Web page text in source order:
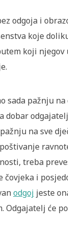
odgoja i
koje
koji njegov
sada pažnju na
dobar
na sve
treba
i
odgoj jeste
će